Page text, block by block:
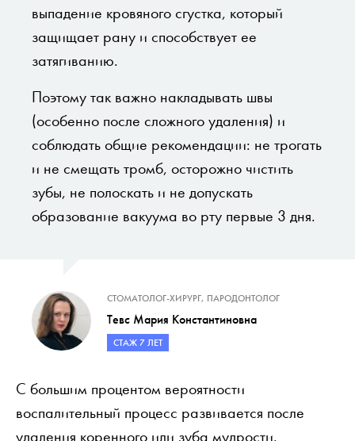
выпадение кровяного сгустка, который
защищает рану и способствует ее
затягиванию.
Поэтому так важно накладывать швы
(особенно после сложного удаления) и
соблюдать общие рекомендации: не трогать
и не смещать тромб, осторожно чистить
зубы, не полоскать и не допускать
образование вакуума во рту первые 3 дня.
СТОМАТОЛОГ-ХИРУРГ, ПАРОДОНТОЛОГ
Тевс Мария Константиновна
СТАЖ 7 ЛЕТ
С большим процентом вероятности
воспалительный процесс развивается после
удаления коренного или зуба мудрости.